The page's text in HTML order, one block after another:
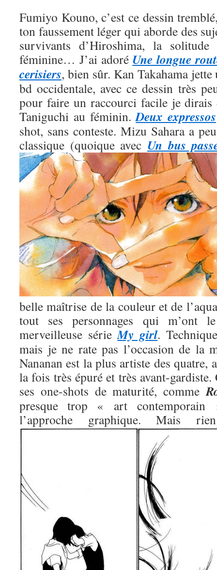
Fumiyo Kouno, c’est ce dessin
ton faussement léger qui aborde des
survivants d’Hiroshima, la
féminine… J’ai adoré Une longue
cerisiers, bien sûr. Kan Takahama
bd occidentale, avec ce dessin très
pour faire un raccourci facile je dirais
Taniguchi au féminin.Deux expressos
shot, sans conteste. Mizu Sahara a
classique (quoique avec Un bus
belle maîtrise de la couleur et de
tout ses personnages qui m’ont
merveilleuse sérieMy girl.
mais je ne rate pas l’occasion de la
Nananan est la plus artiste des quatre,
la fois très épuré et très avant-
ses one-shots de maturité, comme
presque trop « art contemporain
l’approche graphique. Mais